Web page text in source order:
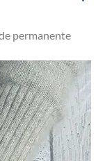
permanente